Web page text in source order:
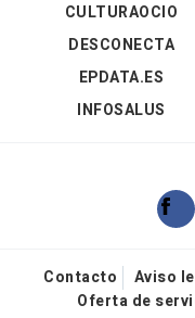
CULTURAOCIO
DESCONECTA
EPDATA.ES
INFOSALUS
Contacto Aviso
Oferta de